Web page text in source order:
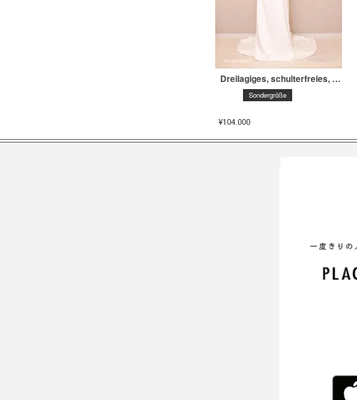
Dreilagiges, schulterfreies, schmal geschnittenes Tüllkleid <PD-WDOR-2111>
Sondergröße
¥104.000